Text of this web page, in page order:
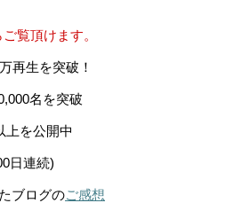
覧頂けます。
再生を突破！
名を突破
上を公開中
日連続)
ブログのご感想